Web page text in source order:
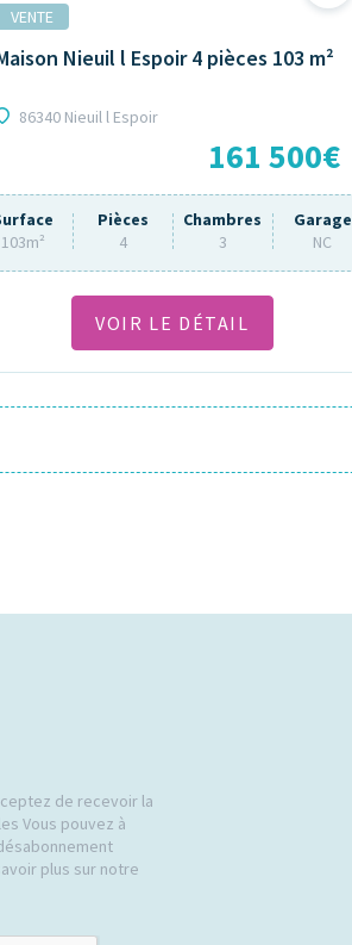
VENTE
Nieuil l Espoir 4 pièces 103 m²
86340 Nieuil l Espoir
161 500€
103m²
Pièces
4
Chambres
3
Garage
NC
VOIR LE DÉTAIL
de recevoir la
Vous pouvez à
plus sur notre